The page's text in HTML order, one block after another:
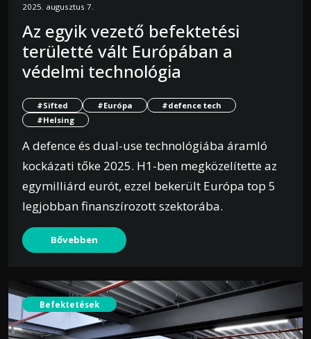
2025. augusztus 7.
Az egyik vezető befektetési
területté vált Európában a
védelmi technológia
#Sifted #Európa
#defence tech
#Helsing
A defence és dual-use technológiába áramló
kockázati tőke 2025. H1-ben megközelítette az
egymilliárd eurót, ezzel bekerült Európa top 5
legjobban finanszírozott szektorába.
Bővebben
Befektetések